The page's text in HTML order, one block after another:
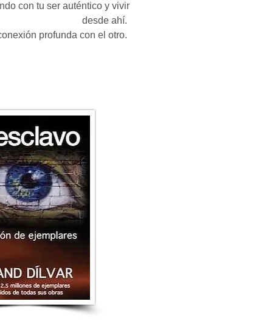
con tu ser auténtico y vivir
desde ahí.
profunda con el otro.